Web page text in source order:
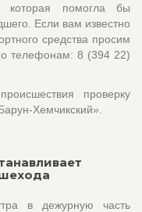
помогла бы
Если вам известно
средства просим
телефонам: 8 (394 22)
проверку
Хемчикский».
в дежурную часть